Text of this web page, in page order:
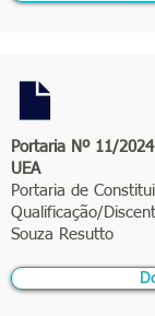
Portaria Nº 11/
UEA
Portaria de
Qualificação/
Souza Resutto